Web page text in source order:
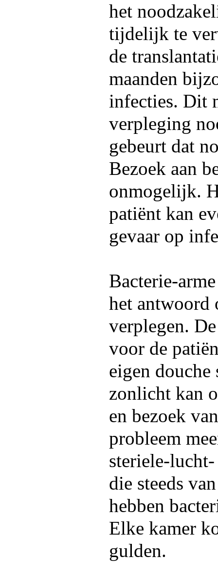
het
tijdelijk te
de
maanden
infecties. Dit
verpleging
gebeurt dat
Bezoek aan
onmogelijk.
patiënt kan
gevaar op
Bacterie-
het antwoord
verplegen.
voor de
eigen
zonlicht kan
en bezoek
probleem
steriele-
die steeds
hebben
Elke kamer
gulden.